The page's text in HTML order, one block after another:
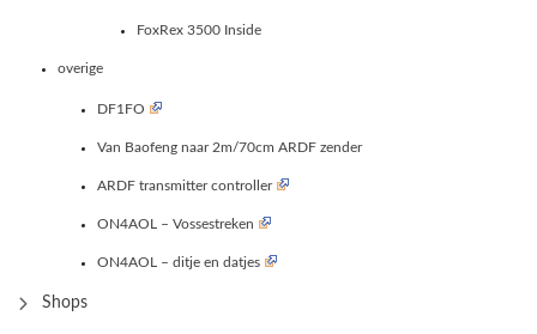
FoxRex 3500 Inside
overige
DF1FO
Van Baofeng naar 2m/70cm ARDF zender
ARDF transmitter controller
ON4AOL – Vossestreken
ON4AOL – ditje en datjes
Shops